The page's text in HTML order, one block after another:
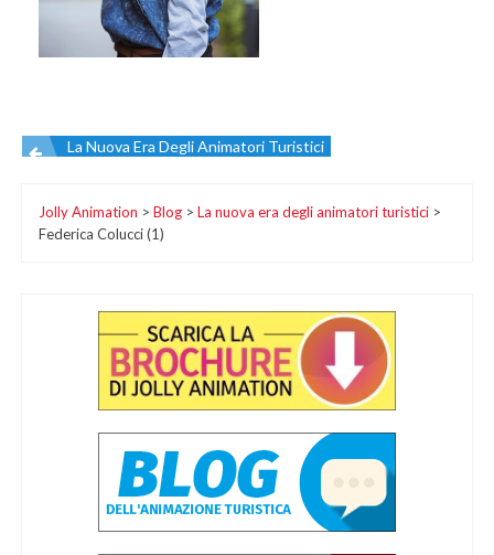
Navigazione
articoli
La Nuova Era Degli Animatori Turistici
Jolly Animation > Blog > La nuova era degli animatori turistici >
Federica Colucci (1)